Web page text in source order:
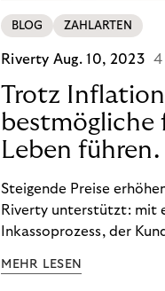
BLOG ZAHLARTEN
Riverty Aug. 10, 2023 4
Trotz
bestmögliche
Leben führen.
Steigende Preise
Riverty unterstützt: mit
Inkassoprozess, der
Finanzbildung
MEHR LESEN